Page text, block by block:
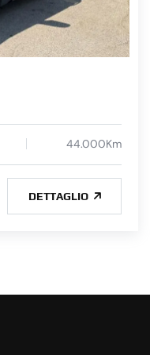
44.000Km
DETTAGLIO